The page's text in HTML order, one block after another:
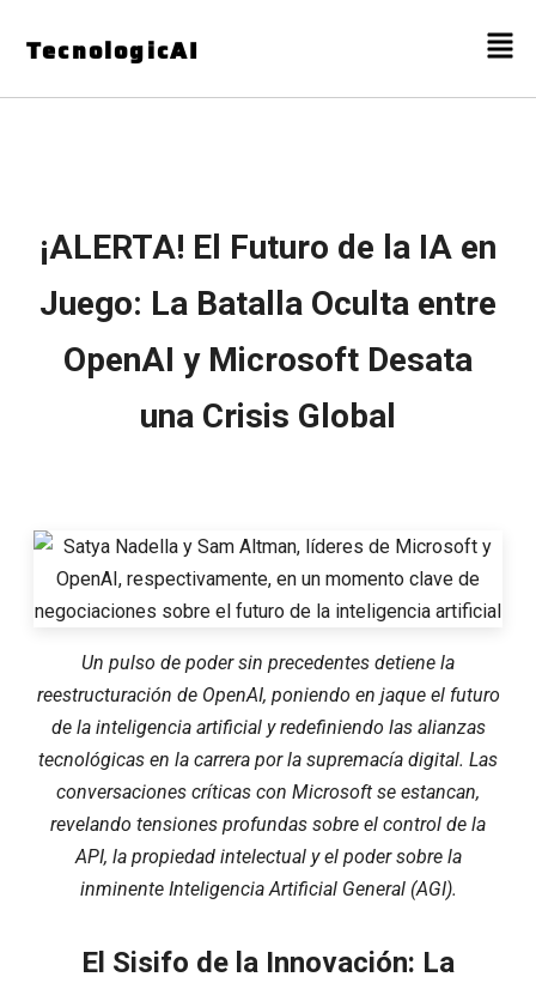
TecnologicAI
¡ALERTA! El Futuro de la IA en
Juego: La Batalla Oculta entre
OpenAI y Microsoft Desata
una Crisis Global
Un pulso de poder sin precedentes detiene la
reestructuración de OpenAI, poniendo en jaque el futuro
de la inteligencia artificial y redefiniendo las alianzas
tecnológicas en la carrera por la supremacía digital. Las
conversaciones críticas con Microsoft se estancan,
revelando tensiones profundas sobre el control de la
API, la propiedad intelectual y el poder sobre la
inminente Inteligencia Artificial General (AGI).
El Sisifo de la Innovación: La